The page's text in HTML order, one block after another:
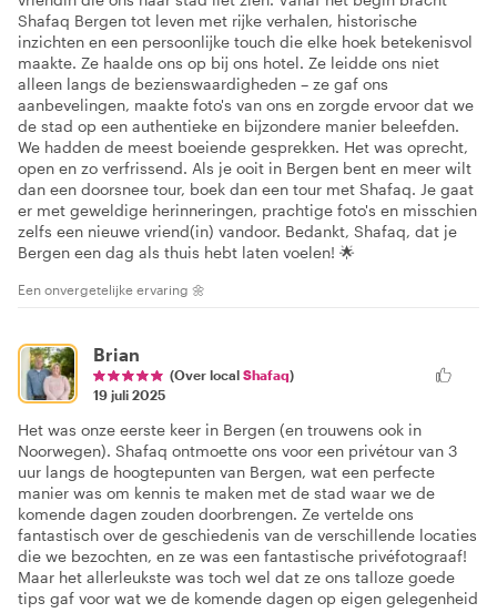
Shafaq Bergen tot leven met rijke verhalen, historische
inzichten en een persoonlijke touch die elke hoek betekenisvol
maakte. Ze haalde ons op bij ons hotel. Ze leidde ons niet
alleen langs de bezienswaardigheden – ze gaf ons
aanbevelingen, maakte foto's van ons en zorgde ervoor dat we
de stad op een authentieke en bijzondere manier beleefden.
We hadden de meest boeiende gesprekken. Het was oprecht,
open en zo verfrissend. Als je ooit in Bergen bent en meer wilt
dan een doorsnee tour, boek dan een tour met Shafaq. Je gaat
er met geweldige herinneringen, prachtige foto's en misschien
zelfs een nieuwe vriend(in) vandoor. Bedankt, Shafaq, dat je
Bergen een dag als thuis hebt laten voelen! 🌟
Een onvergetelijke ervaring 🌼
Brian
(Over local Shafaq)
19 juli 2025
Het was onze eerste keer in Bergen (en trouwens ook in
Noorwegen). Shafaq ontmoette ons voor een privétour van 3
uur langs de hoogtepunten van Bergen, wat een perfecte
manier was om kennis te maken met de stad waar we de
komende dagen zouden doorbrengen. Ze vertelde ons
fantastisch over de geschiedenis van de verschillende locaties
die we bezochten, en ze was een fantastische privéfotograaf!
Maar het allerleukste was toch wel dat ze ons talloze goede
tips gaf voor wat we de komende dagen op eigen gelegenheid